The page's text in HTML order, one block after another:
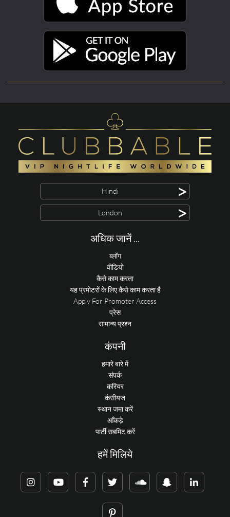
Hindi >
London >
अधिक जानें ...
ब्लॉग
वीडियो
कैसे काम करता
यह प्रमोटरों के लिए कैसे काम करता है
Apply For Promoter Access
प्रेस
सामान्य प्रश्न
कंपनी
हमारे बारे में
संपर्क
करियर
कंसीयज
स्थान जमा करें
आँकड़े
पार्टी सबमिट करें
हमें मिलिये